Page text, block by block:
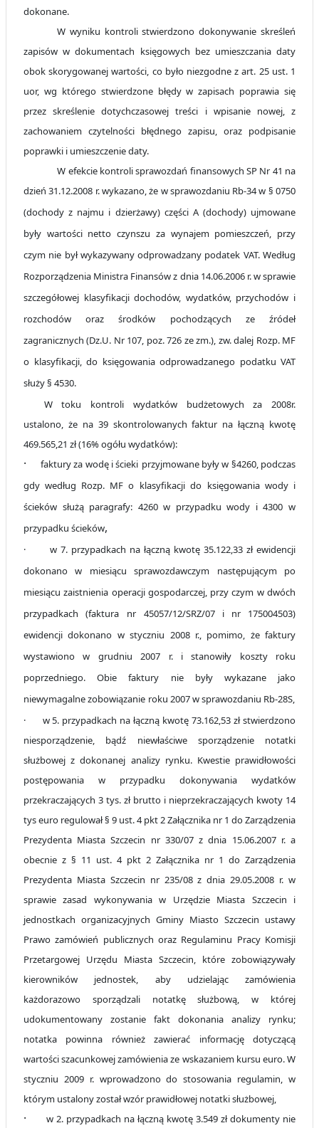
dokonane.
W wyniku kontroli stwierdzono dokonywanie skreśleń
zapisów w dokumentach księgowych bez umieszczania daty
obok skorygowanej wartości, co było niezgodne z art. 25 ust. 1
uor, wg którego stwierdzone błędy w zapisach poprawia się
przez skreślenie dotychczasowej treści i wpisanie nowej, z
zachowaniem czytelności błędnego zapisu, oraz podpisanie
poprawki i umieszczenie daty.
W efekcie kontroli sprawozdań finansowych SP Nr 41 na
dzień 31.12.2008 r. wykazano, że wsprawozdaniu Rb-34 w § 0750
(dochody z najmu i dzierżawy) części A (dochody) ujmowane
były wartości netto czynszu za wynajem pomieszczeń, przy
czym nie był wykazywany odprowadzany podatek VAT. Według
Rozporządzenia Ministra Finansów z dnia 14.06.2006 r. w sprawie
szczegółowej klasyfikacji dochodów, wydatków, przychodów i
rozchodów oraz środków pochodzących ze źródeł
zagranicznych (Dz.U. Nr 107, poz. 726 ze zm.), zw. dalej Rozp. MF
o klasyfikacji, do księgowania odprowadzanego podatku VAT
służy § 4530.
W toku kontroli wydatków budżetowych za 2008r.
ustalono, że na 39 skontrolowanych faktur na łączną kwotę
469.565,21 zł (16% ogółu wydatków):
· faktury za wodę i ścieki przyjmowane były w §4260, podczas
gdy według Rozp. MF o klasyfikacji do księgowania wody i
ścieków służą paragrafy: 4260 w przypadku wody i 4300 w
przypadku ścieków,
·
w 7. przypadkach na łączną kwotę 35.122,33 zł ewidencji
dokonano w miesiącu sprawozdawczym następującym po
miesiącu zaistnienia operacji gospodarczej, przy czym w dwóch
przypadkach (faktura
nr 45057/12/SRZ/07 i nr 175004503)
ewidencji dokonano w styczniu 2008 r., pomimo, że faktury
wystawiono w grudniu 2007 r. i stanowiły koszty roku
poprzedniego. Obie faktury nie były wykazane jako
niewymagalne zobowiązanie roku 2007 w sprawozdaniu Rb-28S,
·
w 5. przypadkach na łączną kwotę 73.162,53 zł stwierdzono
niesporządzenie, bądź niewłaściwe sporządzenie notatki
służbowej z dokonanej analizy rynku. Kwestie prawidłowości
postępowania w przypadku dokonywania wydatków
przekraczających 3 tys. zł brutto i nieprzekraczających kwoty 14
tys euro regulował § 9 ust. 4 pkt 2 Załącznika nr 1 do Zarządzenia
Prezydenta Miasta Szczecin nr 330/07 z dnia 15.06.2007 r. a
obecnie z § 11 ust. 4 pkt 2 Załącznika nr 1 do Zarządzenia
Prezydenta Miasta Szczecin nr 235/08 z dnia 29.05.2008 r. w
sprawie zasad wykonywania w Urzędzie Miasta Szczecin i
jednostkach organizacyjnych Gminy Miasto Szczecin ustawy
Prawo zamówień publicznych oraz Regulaminu Pracy Komisji
Przetargowej Urzędu Miasta Szczecin, które zobowiązywały
kierowników jednostek, aby udzielając zamówienia
każdorazowo sporządzali notatkę służbową, w której
udokumentowany zostanie fakt dokonania analizy rynku;
notatka powinna również zawierać informację dotyczącą
wartości szacunkowej zamówienia ze wskazaniem kursu euro. W
styczniu 2009 r. wprowadzono do stosowania regulamin, w
którym ustalony został wzór prawidłowej notatki służbowej,
·
w 2. przypadkach na łączną kwotę 3.549 zł dokumenty nie